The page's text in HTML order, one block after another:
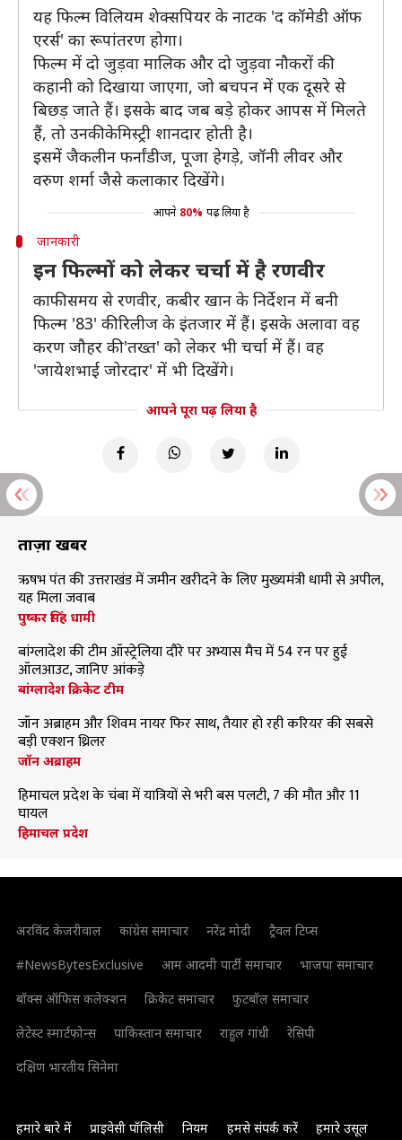
यह फिल्म विलियम शेक्सपियर के नाटक 'द कॉमेडी ऑफ
एरर्स' का रूपांतरण होगा।
फिल्म में दो जुड़वा मालिक और दो जुड़वा नौकरों की
कहानी को दिखाया जाएगा, जो बचपन में एक दूसरे से
बिछड़ जाते हैं। इसके बाद जब बड़े होकर आपस में मिलते
हैं, तो उनकी केमिस्ट्री शानदार होती है।
इसमें जैकलीन फर्नांडीज, पूजा हेगड़े, जॉनी लीवर और
वरुण शर्मा जैसे कलाकार दिखेंगे।
आपने 80% पढ़ लिया है
जानकारी
इन फिल्मों को लेकर चर्चा में है रणवीर
काफी समय से रणवीर, कबीर खान के निर्देशन में बनी
फिल्म '83' की रिलीज के इंतजार में हैं। इसके अलावा वह
करण जौहर की 'तख्त' को लेकर भी चर्चा में हैं। वह
'जायेशभाई जोरदार' में भी दिखेंगे।
आपने पूरा पढ़ लिया है
ताज़ा खबरें
ऋषभ पंत की उत्तराखंड में जमीन खरीदने के लिए मुख्यमंत्री धामी से अपील,
यह मिला जवाब
पुष्कर सिंह धामी
बांग्लादेश की टीम ऑस्ट्रेलिया दौरे पर अभ्यास मैच में 54 रन पर हुई
ऑलआउट, जानिए आंकड़े
बांग्लादेश क्रिकेट टीम
जॉन अब्राहम और शिवम नायर फिर साथ, तैयार हो रही करियर की सबसे
बड़ी एक्शन थ्रिलर
जॉन अब्राहम
हिमाचल प्रदेश के चंबा में यात्रियों से भरी बस पलटी, 7 की मौत और 11
घायल
हिमाचल प्रदेश
अरविंद केजरीवाल कांग्रेस समाचार नरेंद्र मोदी
ट्रैवल टिप्स
#NewsBytesExclusive
आम आदमी पार्टी समाचार
भाजपा समाचार
बॉक्स ऑफिस कलेक्शन
क्रिकेट समाचार
फुटबॉल समाचार
लेटेस्ट स्मार्टफोन्स
पाकिस्तान समाचार राहुल गांधी
रेसिपी
दक्षिण भारतीय सिनेमा
हमारे बारे में प्राइवेसी पॉलिसी नियम हमसे संपर्क करें हमारे उसूल